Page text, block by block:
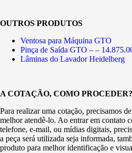
OUTROS PRODUTOS
Ventosa para Máquina GTO
Pinça de Saída GTO – –
Lâminas do Lavador Heidelberg
A COTAÇÃO, COMO PROCEDER?
Para realizar uma cotação, precisamos
melhor atendê-lo. Ao entrar em contato
telefone, e-mail, ou mídias digitais,
a peça será utilizada seja informada,
produto para melhor identificação e